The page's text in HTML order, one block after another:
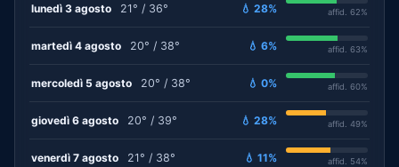
lunedì 3 agosto 21° / 36° 💧 28% affid. 62%
martedì 4 agosto 20° / 38° 💧 6% affid. 63%
mercoledì 5 agosto 20° / 38° 💧 0% affid. 60%
giovedì 6 agosto 20° / 39° 💧 28% affid. 49%
venerdì 7 agosto 21° / 38° 💧 11% affid. 54%